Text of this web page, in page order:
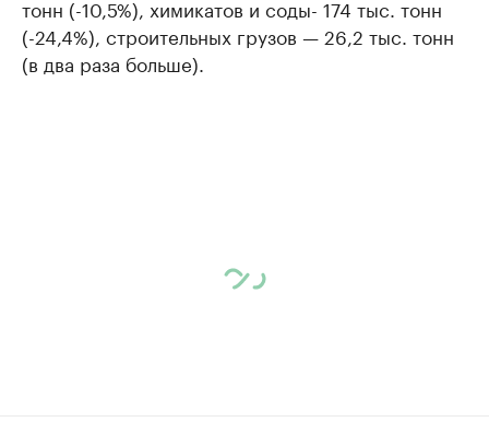
тонн (-10,5%), химикатов и соды- 174 тыс. тонн
(-24,4%), строительных грузов — 26,2 тыс. тонн
(в два раза больше).